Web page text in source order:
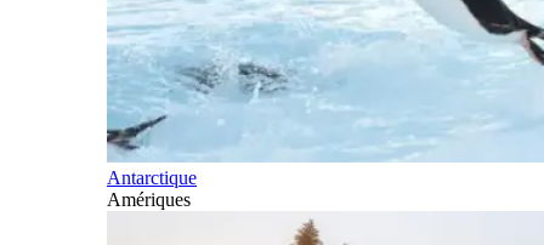
Antarctique
Amériques